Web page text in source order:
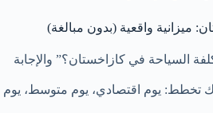
ميزانية واقعية (بدون مبالغة)
السياحة في كازاخستان؟” والإجابة
تخطط: يوم اقتصادي، يوم متوسط، يوم